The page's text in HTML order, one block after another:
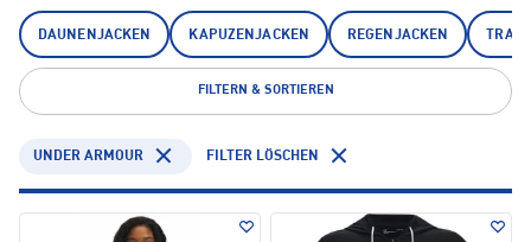
DAUNENJACKEN KAPUZENJACKEN REGENJACKEN
FILTERN & SORTIEREN
UNDER ARMOUR FILTER LÖSCHEN